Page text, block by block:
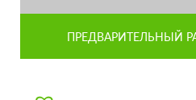
ПРЕДВАРИТЕЛЬНЫЙ